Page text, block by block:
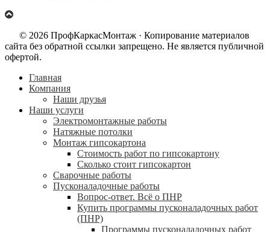
© 2026 ПрофКаркасМонтаж · Копирование материалов
сайта без обратной ссылки запрещено. Не является публичной
офертой.
Главная
Компания
Наши друзья
Наши услуги
Электромонтажные работы
Натяжные потолки
Монтаж гипсокартона
Стоимость работ по гипсокартону
Сколько стоит гипсокартон
Сварочные работы
Пусконаладочные работы
Вопрос-ответ. Всё о ПНР
Купить программы пусконаладочных работ
(ПНР)
Программы пусконаладочных работ